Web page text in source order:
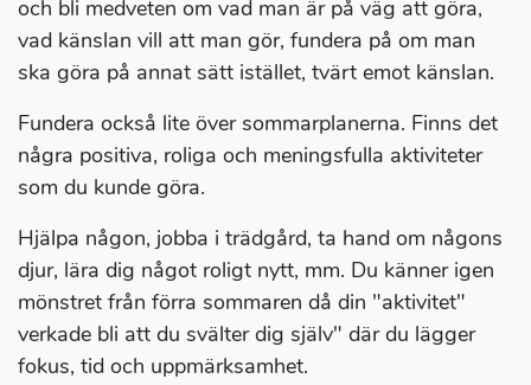
och bli medveten om vad man är på väg att göra,
vad känslan vill att man gör, fundera på om man
ska göra på annat sätt istället, tvärt emot känslan.
Fundera också lite över sommarplanerna. Finns det
några positiva, roliga och meningsfulla aktiviteter
som du kunde göra.
Hjälpa någon, jobba i trädgård, ta hand om någons
djur, lära dig något roligt nytt, mm. Du känner igen
mönstret från förra sommaren då din "aktivitet"
verkade bli att du svälter dig själv" där du lägger
fokus, tid och uppmärksamhet.